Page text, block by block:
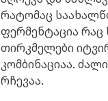
რატომაც
ფერმენტაცია რაც
თირკმელები
კომბინაციაა.
რჩევაა.